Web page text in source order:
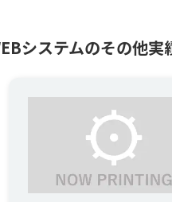
システムのその他実